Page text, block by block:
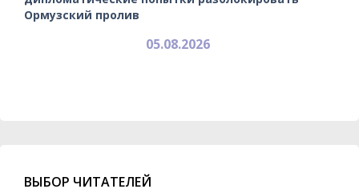
Ормузский пролив
05.08.2026
ВЫБОР ЧИТАТЕЛЕЙ